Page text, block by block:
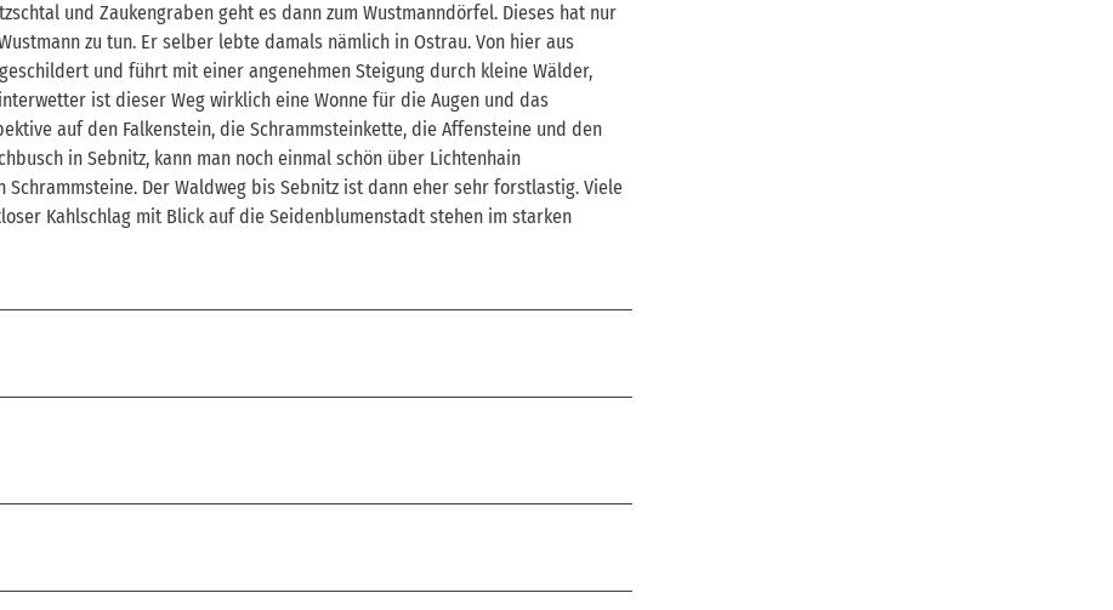
und Zaukengraben geht es dann zum Wustmanndörfel. Dieses hat nur
zu tun. Er selber lebte damals nämlich in Ostrau. Von hier aus
und führt mit einer angenehmen Steigung durch kleine Wälder,
ist dieser Weg wirklich eine Wonne für die Augen und das
auf den Falkenstein, die Schrammsteinkette, die Affensteine und den
in Sebnitz, kann man noch einmal schön über Lichtenhain
Der Waldweg bis Sebnitz ist dann eher sehr forstlastig. Viele
Kahlschlag mit Blick auf die Seidenblumenstadt stehen im starken